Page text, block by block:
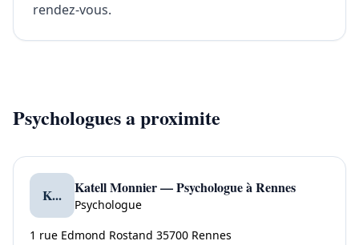
rendez-vous.
Psychologues a proximite
K... Katell Monnier — Psychologue à Rennes
Psychologue
1 rue Edmond Rostand 35700 Rennes